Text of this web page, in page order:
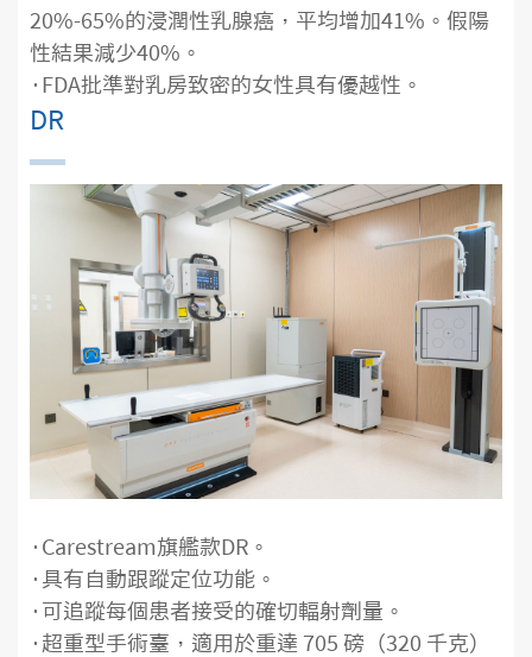
20%-65%的浸潤性乳腺癌，平均增加41%。假陽
性結果減少40%。
·FDA批準對乳房致密的女性具有優越性。
DR
·Carestream旗艦款DR。
·具有自動跟蹤定位功能。
·可追蹤每個患者接受的確切輻射劑量。
·超重型手術臺，適用於重達 705 磅（320 千克）